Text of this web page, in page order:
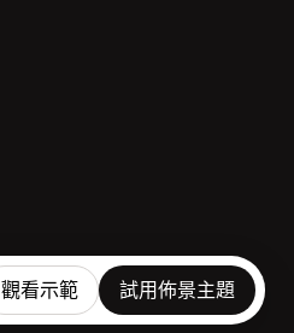
觀看示範 試用佈景主題